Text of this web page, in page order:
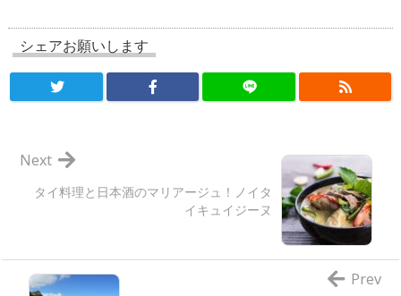
シェアお願いします
タイ料理と日本酒のマリアージュ！ノイタ
イキュイジーヌ
Next
Prev